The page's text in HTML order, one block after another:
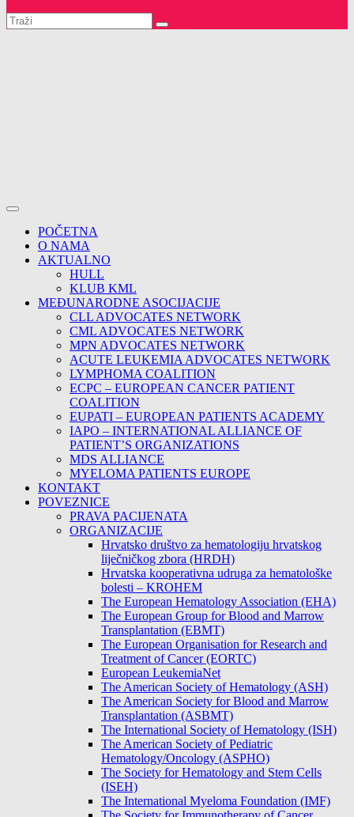
POČETNA
O NAMA
AKTUALNO
HULL
KLUB KML
MEĐUNARODNE ASOCIJACIJE
CLL ADVOCATES NETWORK
CML ADVOCATES NETWORK
MPN ADVOCATES NETWORK
ACUTE LEUKEMIA ADVOCATES NETWORK
LYMPHOMA COALITION
ECPC – EUROPEAN CANCER PATIENT
COALITION
EUPATI – EUROPEAN PATIENTS ACADEMY
IAPO – INTERNATIONAL ALLIANCE OF
PATIENT’S ORGANIZATIONS
MDS ALLIANCE
MYELOMA PATIENTS EUROPE
KONTAKT
POVEZNICE
PRAVA PACIJENATA
ORGANIZACIJE
Hrvatsko društvo za hematologiju hrvatskog
liječničkog zbora (HRDH)
Hrvatska kooperativna udruga za hematološke
bolesti – KROHEM
The European Hematology Association (EHA)
The European Group for Blood and Marrow
Transplantation (EBMT)
The European Organisation for Research and
Treatment of Cancer (EORTC)
European LeukemiaNet
The American Society of Hematology (ASH)
The American Society for Blood and Marrow
Transplantation (ASBMT)
The International Society of Hematology (ISH)
The American Society of Pediatric
Hematology/Oncology (ASPHO)
The Society for Hematology and Stem Cells
(ISEH)
The International Myeloma Foundation (IMF)